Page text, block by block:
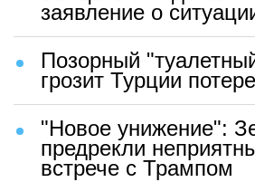
заявление о
Позорный
грозит Турции
"Новое унижение":
предрекли
встрече с Трампом